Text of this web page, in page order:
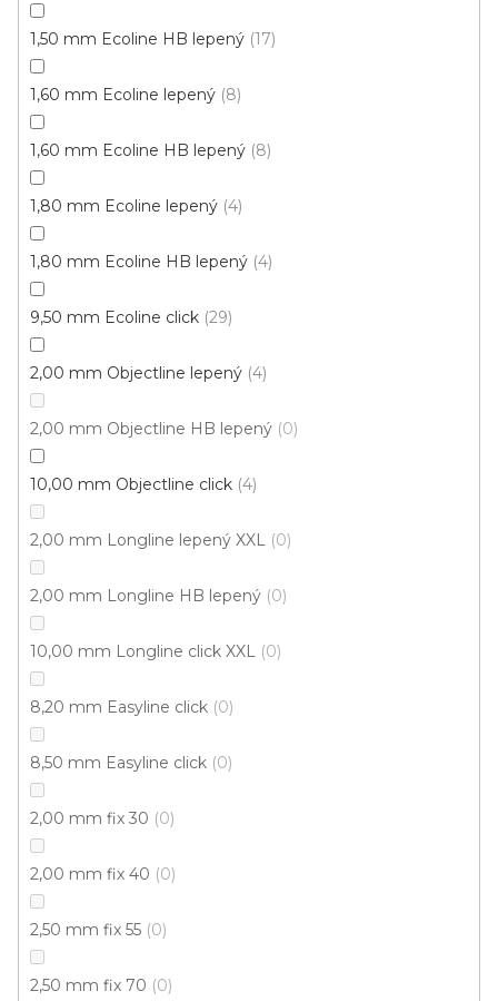
1,50 mm Ecoline HB lepený 17
1,60 mm Ecoline lepený 8
1,60 mm Ecoline HB lepený 8
1,80 mm Ecoline lepený 4
1,80 mm Ecoline HB lepený 4
9,50 mm Ecoline click 29
2,00 mm Objectline lepený 4
2,00 mm Objectline HB lepený 0
10,00 mm Objectline click 4
2,00 mm Longline lepený XXL 0
2,00 mm Longline HB lepený 0
10,00 mm Longline click XXL 0
8,20 mm Easyline click 0
8,50 mm Easyline click 0
2,00 mm fix 30 0
2,00 mm fix 40 0
2,50 mm fix 55 0
2,50 mm fix 70 0
Vinylová podlaha PALLADIUM 40 Grace Oak
Natural
Skladem externě, odesíláme do 2-3 dnů
od
599 Kč
Click (plovoucí)